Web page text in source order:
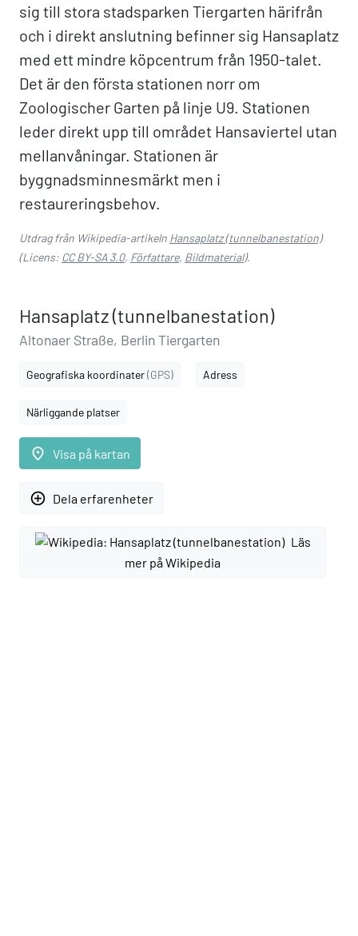
sig till stora stadsparken Tiergarten härifrån
och i direkt anslutning befinner sig Hansaplatz
med ett mindre köpcentrum från 1950-talet.
Det är den första stationen norr om
Zoologischer Garten på linje U9. Stationen
leder direkt upp till området Hansaviertel utan
mellanvåningar. Stationen är
byggnadsminnesmärkt men i
restaureringsbehov.
Utdrag från Wikipedia-artikeln Hansaplatz (tunnelbanestation)
(Licens: CC BY-SA 3.0, Författare, Bildmaterial).
Hansaplatz (tunnelbanestation)
Altonaer Straße, Berlin Tiergarten
Geografiska koordinater(GPS) Adress
Närliggande platser
place Visa på kartan
add_circle_outline Dela erfarenheter
Läs
mer på Wikipedia